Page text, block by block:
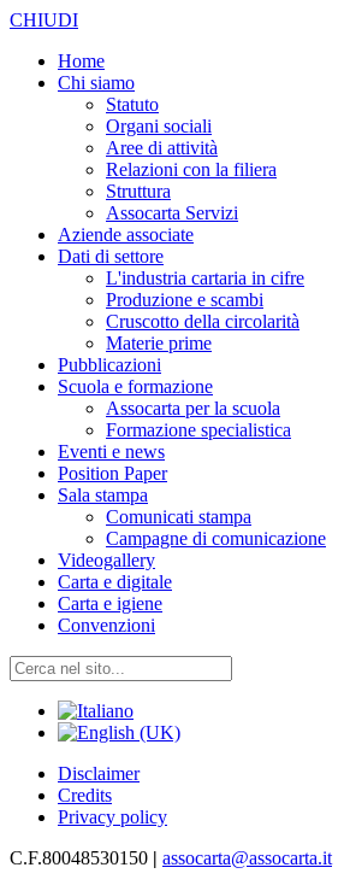
CHIUDI
Home
Chi siamo
Statuto
Organi sociali
Aree di attività
Relazioni con la filiera
Struttura
Assocarta Servizi
Aziende associate
Dati di settore
L'industria cartaria in cifre
Produzione e scambi
Cruscotto della circolarità
Materie prime
Pubblicazioni
Scuola e formazione
Assocarta per la scuola
Formazione specialistica
Eventi e news
Position Paper
Sala stampa
Comunicati stampa
Campagne di comunicazione
Videogallery
Carta e digitale
Carta e igiene
Convenzioni
Disclaimer
Credits
Privacy policy
C.F.80048530150 | assocarta@assocarta.it